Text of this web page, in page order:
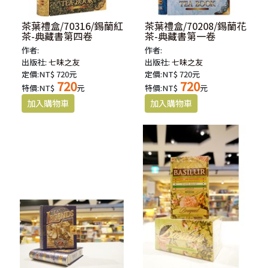
茶葉禮盒/70316/錫蘭紅
茶-典藏書第四卷
作者:
出版社:七味之友
定價:NT$ 720元
特價:NT$ 720元
茶葉禮盒/70208/錫蘭花
茶-典藏書第一卷
作者:
出版社:七味之友
定價:NT$ 720元
特價:NT$ 720元